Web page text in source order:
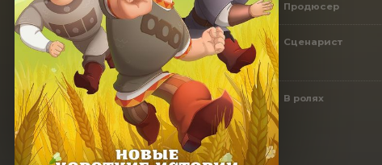
Продюсер
Сценарист
В ролях